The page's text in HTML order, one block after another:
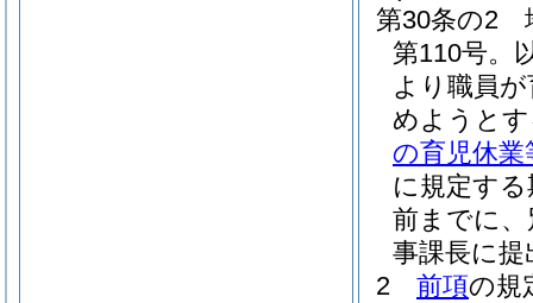
第30条の2
第110号。
より職員
めようと
の育児休
に規定す
前までに
事課長に
2
前項の規